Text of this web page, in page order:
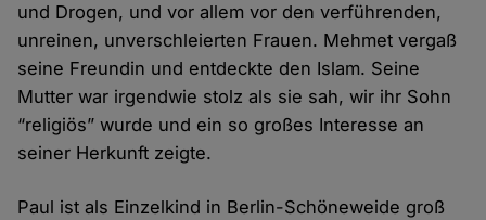
und Drogen, und vor allem vor den verführenden,
unreinen, unverschleierten Frauen. Mehmet vergaß
seine Freundin und entdeckte den Islam. Seine
Mutter war irgendwie stolz als sie sah, wir ihr Sohn
“religiös” wurde und ein so großes Interesse an
seiner Herkunft zeigte.
Paul ist als Einzelkind in Berlin-Schöneweide groß